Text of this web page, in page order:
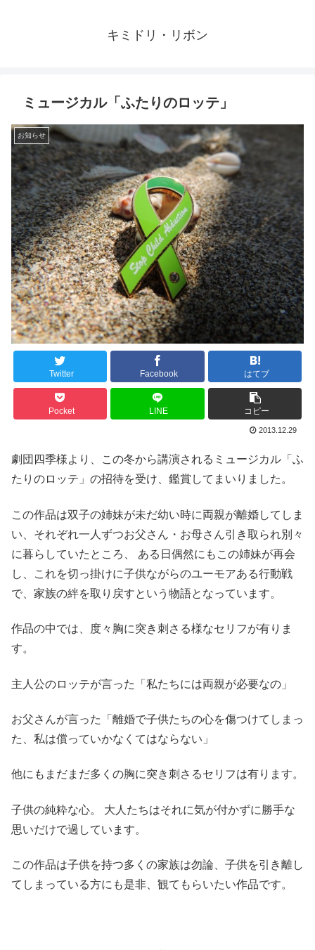
キミドリ・リボン
ミュージカル「ふたりのロッテ」
お知らせ
Twitter Facebook はてブ
Pocket LINE コピー
2013.12.29
劇団四季様より、この冬から講演されるミュージカル「ふ
たりのロッテ」の招待を受け、鑑賞してまいりました。
この作品は双子の姉妹が未だ幼い時に両親が離婚してしま
い、それぞれ一人ずつお父さん・お母さん引き取られ別々
に暮らしていたところ、 ある日偶然にもこの姉妹が再会
し、これを切っ掛けに子供ながらのユーモアある行動戦
で、家族の絆を取り戻すという物語となっています。
作品の中では、度々胸に突き刺さる様なセリフが有りま
す。
主人公のロッテが言った「私たちには両親が必要なの」
お父さんが言った「離婚で子供たちの心を傷つけてしまっ
た、私は償っていかなくてはならない」
他にもまだまだ多くの胸に突き刺さるセリフは有ります。
子供の純粋な心。 大人たちはそれに気が付かずに勝手な
思いだけで過しています。
この作品は子供を持つ多くの家族は勿論、子供を引き離し
てしまっている方にも是非、観てもらいたい作品です。